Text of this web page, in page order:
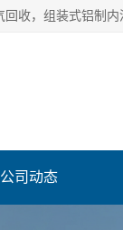
公司动态